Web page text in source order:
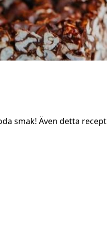
smak! Även detta recept